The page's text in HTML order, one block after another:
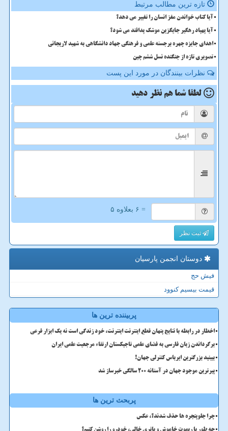
تازه ترین مطالب مرتبط
آیا کتاب خواندن مغز انسان را تغییر می دهد؟
آیا پهپاد رهگیر جایگزین موشک پدافند می شود؟
اهدای جایزه چهره برجسته علمی و فرهنگی جهاد دانشگاهی به شهید لاریجانی
تصویری تازه از جنگنده نسل ششم چین
نظرات بینندگان در مورد این پست
لطفا شما هم نظر دهید
= ۶ بعلاوه ۵
ثبت نظر
دوستان انجمن پارسیان
فیش حج
قیمت بیسیم کنوود
پربیننده ترین ها
اخطار در رابطه با نتایج پنهان قطع اینترنت اینترنت، خود زندگی است نه یک ابزار فرعی
برگرداندن زبان فارسی به فضای علمی تاجیکستان ارتقاء مرجعیت علمی ایران
ببینید بزرگترین ایرباس کنترلی جهان!
پیرترین موجود جهان در آستانه ۲۰۰ سالگی خبرساز شد
پربحث ترین ها
چرا جلوپنجره ها حذف شدند؟، عکس